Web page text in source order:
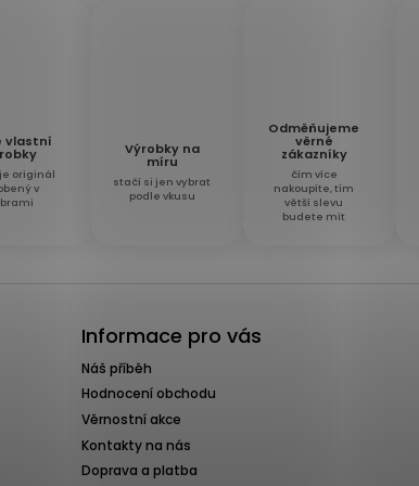
vlastní
originál
v
Výrobky na
míru
stačí si jen vybrat
podle vkusu
Odměňujeme
věrné
zákazníky
čím více
nakoupíte, tím
větší slevu
budete mít
Informace pro vás
Náš příběh
Hodnocení obchodu
Věrnostní akce
Kontakty na nás
Doprava a platba